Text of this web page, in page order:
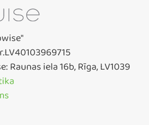
Raunas iela 16b, Rīga, LV1039